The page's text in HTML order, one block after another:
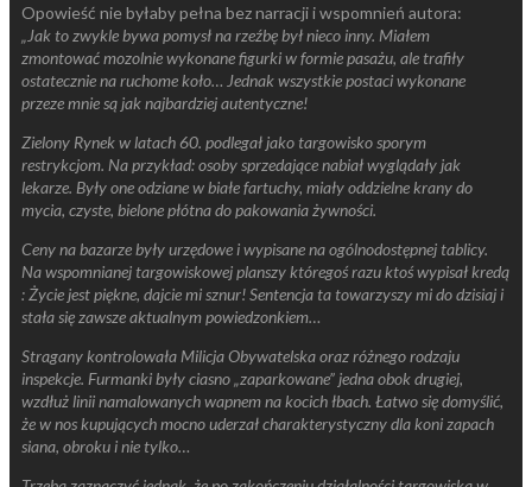
Opowieść nie byłaby pełna bez narracji i wspomnień autora:
„Jak to zwykle bywa pomysł na rzeźbę był nieco inny. Miałem
zmontować mozolnie wykonane figurki w formie pasażu, ale trafiły
ostatecznie na ruchome koło… Jednak wszystkie postaci wykonane
przeze mnie są jak najbardziej autentyczne!
Zielony Rynek w latach 60. podlegał jako targowisko sporym
restrykcjom. Na przykład: osoby sprzedające nabiał wyglądały jak
lekarze. Były one odziane w białe fartuchy, miały oddzielne krany do
mycia, czyste, bielone płótna do pakowania żywności.
Ceny na bazarze były urzędowe i wypisane na ogólnodostępnej tablicy.
Na wspomnianej targowiskowej planszy któregoś razu ktoś wypisał kredą
: Życie jest piękne, dajcie mi sznur! Sentencja ta towarzyszy mi do dzisiaj i
stała się zawsze aktualnym powiedzonkiem…
Stragany kontrolowała Milicja Obywatelska oraz różnego rodzaju
inspekcje. Furmanki były ciasno „zaparkowane” jedna obok drugiej,
wzdłuż linii namalowanych wapnem na kocich łbach. Łatwo się domyślić,
że w nos kupujących mocno uderzał charakterystyczny dla koni zapach
siana, obroku i nie tylko…